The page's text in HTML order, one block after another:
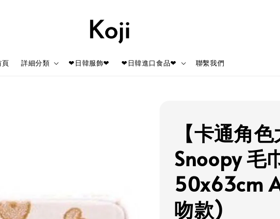
頁 詳細分類 ❤日韓服飾❤ ❤日韓進口食品❤ 聯繫我們
【卡通角色
Snoopy 毛
50x63cm
吻款)